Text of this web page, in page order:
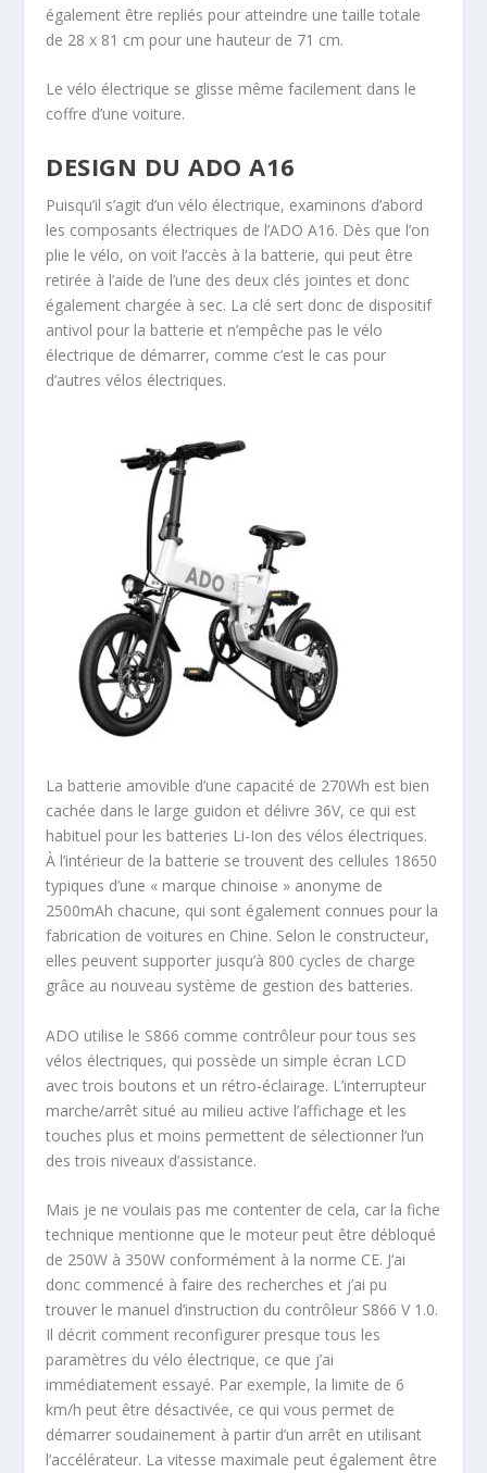
également être repliés pour atteindre une taille totale
de 28 x 81 cm pour une hauteur de 71 cm.
Le vélo électrique se glisse même facilement dans le
coffre d’une voiture.
DESIGN DU ADO A16
Puisqu’il s’agit d’un vélo électrique, examinons d’abord
les composants électriques de l’ADO A16. Dès que l’on
plie le vélo, on voit l’accès à la batterie, qui peut être
retirée à l’aide de l’une des deux clés jointes et donc
également chargée à sec. La clé sert donc de dispositif
antivol pour la batterie et n’empêche pas le vélo
électrique de démarrer, comme c’est le cas pour
d’autres vélos électriques.
La batterie amovible d’une capacité de 270Wh est bien
cachée dans le large guidon et délivre 36V, ce qui est
habituel pour les batteries Li-Ion des vélos électriques.
À l’intérieur de la batterie se trouvent des cellules 18650
typiques d’une « marque chinoise » anonyme de
2500mAh chacune, qui sont également connues pour la
fabrication de voitures en Chine. Selon le constructeur,
elles peuvent supporter jusqu’à 800 cycles de charge
grâce au nouveau système de gestion des batteries.
ADO utilise le S866 comme contrôleur pour tous ses
vélos électriques, qui possède un simple écran LCD
avec trois boutons et un rétro-éclairage. L’interrupteur
marche/arrêt situé au milieu active l’affichage et les
touches plus et moins permettent de sélectionner l’un
des trois niveaux d’assistance.
Mais je ne voulais pas me contenter de cela, car la fiche
technique mentionne que le moteur peut être débloqué
de 250W à 350W conformément à la norme CE. J’ai
donc commencé à faire des recherches et j’ai pu
trouver le manuel d’instruction du contrôleur S866 V 1.0.
Il décrit comment reconfigurer presque tous les
paramètres du vélo électrique, ce que j’ai
immédiatement essayé. Par exemple, la limite de 6
km/h peut être désactivée, ce qui vous permet de
démarrer soudainement à partir d’un arrêt en utilisant
l’accélérateur. La vitesse maximale peut également être